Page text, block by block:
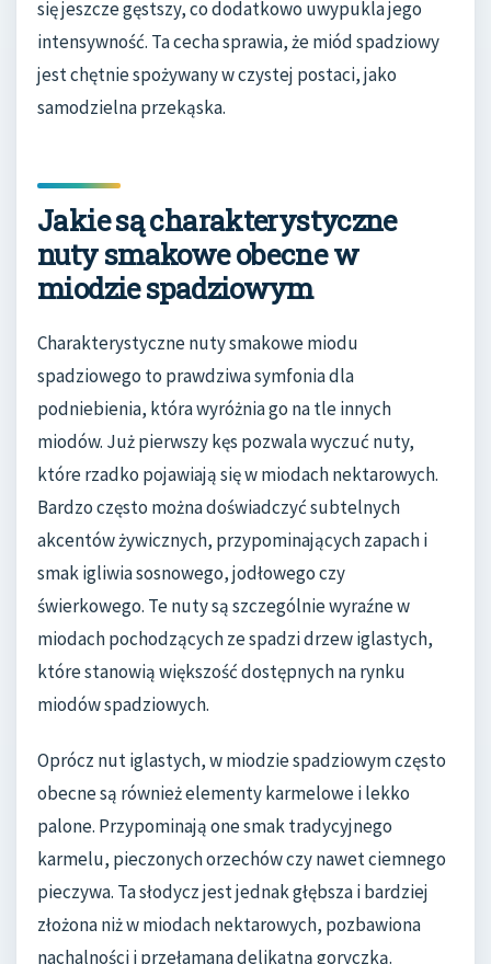
się jeszcze gęstszy, co dodatkowo uwypukla jego
intensywność. Ta cecha sprawia, że miód spadziowy
jest chętnie spożywany w czystej postaci, jako
samodzielna przekąska.
Jakie są charakterystyczne
nuty smakowe obecne w
miodzie spadziowym
Charakterystyczne nuty smakowe miodu
spadziowego to prawdziwa symfonia dla
podniebienia, która wyróżnia go na tle innych
miodów. Już pierwszy kęs pozwala wyczuć nuty,
które rzadko pojawiają się w miodach nektarowych.
Bardzo często można doświadczyć subtelnych
akcentów żywicznych, przypominających zapach i
smak igliwia sosnowego, jodłowego czy
świerkowego. Te nuty są szczególnie wyraźne w
miodach pochodzących ze spadzi drzew iglastych,
które stanowią większość dostępnych na rynku
miodów spadziowych.
Oprócz nut iglastych, w miodzie spadziowym często
obecne są również elementy karmelowe i lekko
palone. Przypominają one smak tradycyjnego
karmelu, pieczonych orzechów czy nawet ciemnego
pieczywa. Ta słodycz jest jednak głębsza i bardziej
złożona niż w miodach nektarowych, pozbawiona
nachalności i przełamana delikatną goryczką.